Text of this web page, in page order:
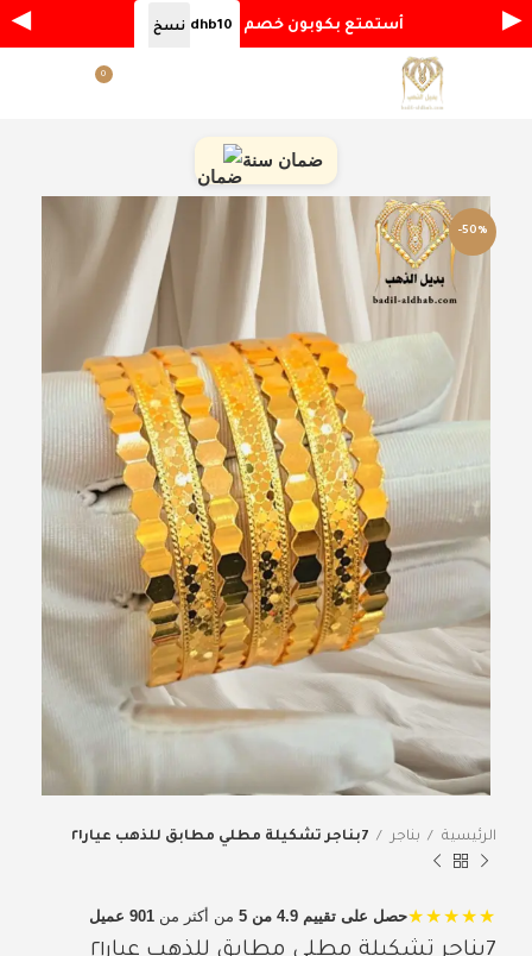
0
ضمان سنة
-50%
الرئيسية بناجر 7بناجر تشكيلة مطلي مطابق للذهب عيار٢١
★★★★★حصل على تقييم 4.9 من 5 من أكثر من 901 عميل
◀ أستمتع بكوبون خصم dhb10 نسخ ▶